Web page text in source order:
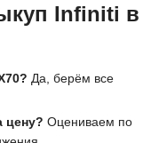
Infiniti в
Да, берём все
цену? Оцениваем по